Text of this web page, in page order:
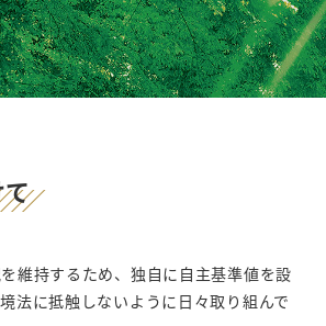
維持するため、独自に自主基準値を設
法に抵触しないように日々取り組んで